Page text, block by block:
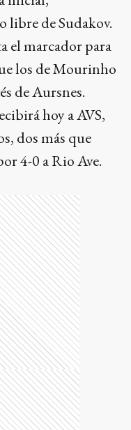
libre de Sudakov.
el marcador para
los de Mourinho
de Aursnes.
hoy a AVS,
dos más que
4-0 a Rio Ave.